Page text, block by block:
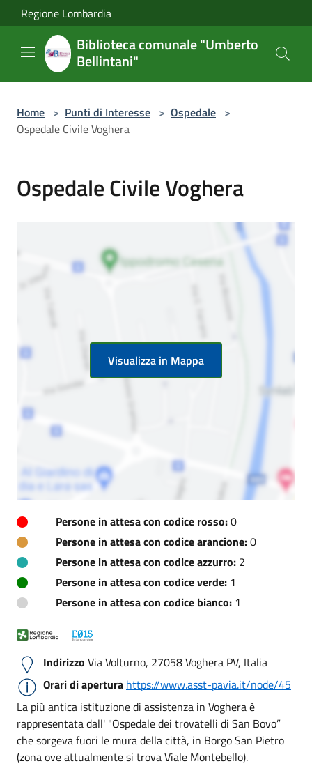
Salta al contenuto principale
Regione Lombardia
Biblioteca comunale "Umberto
Bellintani"
Home > Punti di Interesse > Ospedale >
Ospedale Civile Voghera
Ospedale Civile Voghera
Visualizza in Mappa
Persone in attesa con codice rosso:0
Persone in attesa con codice arancione:0
Persone in attesa con codice azzurro: 2
Persone in attesa con codice verde: 1
Persone in attesa con codice bianco: 1
Indirizzo Via Volturno, 27058 Voghera PV, Italia
Orari di apertura https://www.asst-pavia.it/node/45
La più antica istituzione di assistenza in Voghera è
rappresentata dall' "Ospedale dei trovatelli di San Bovo”
che sorgeva fuori le mura della città, in Borgo San Pietro
(zona ove attualmente si trova Viale Montebello).